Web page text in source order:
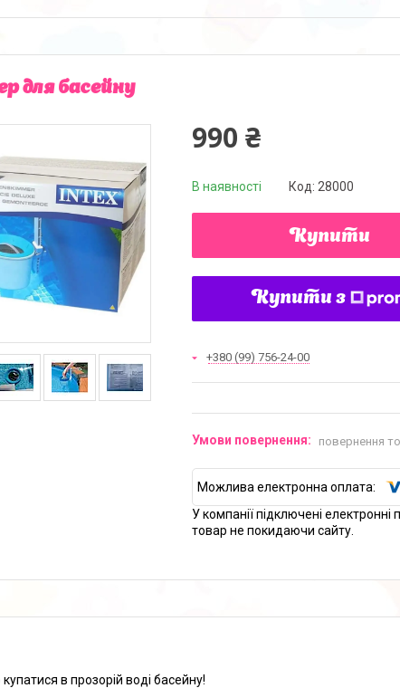
для басейну
990 ₴
В наявності Код: 28000
Купити
Купити з
+380 (99) 756-24-00
повернення
У компанії підключені
товар не покидаючи сайту.
в прозорій воді басейну!